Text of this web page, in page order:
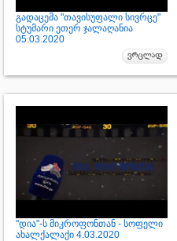
გადაცემა "თავისუფალი სივრცე"
სტუმარი ეთერ ჯალაღანია
05.03.2020
"დია"-ს მიკროფონთან - სოფელი
ახალქალაქი 4.03.2020